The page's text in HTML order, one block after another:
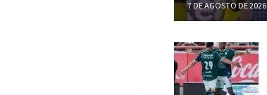
7 DE AGOSTO DE 2026